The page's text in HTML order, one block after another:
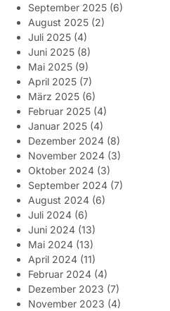
September 2025 (6)
August 2025 (2)
Juli 2025 (4)
Juni 2025 (8)
Mai 2025 (9)
April 2025 (7)
März 2025 (6)
Februar 2025 (4)
Januar 2025 (4)
Dezember 2024 (8)
November 2024 (3)
Oktober 2024 (3)
September 2024 (7)
August 2024 (6)
Juli 2024 (6)
Juni 2024 (13)
Mai 2024 (13)
April 2024 (11)
Februar 2024 (4)
Dezember 2023 (7)
November 2023 (4)